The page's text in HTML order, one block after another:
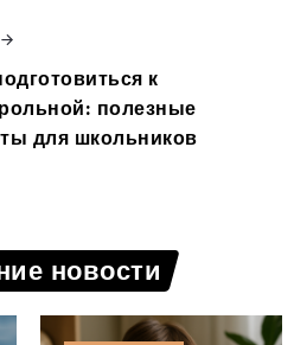
к
полезные
для школьников
новости